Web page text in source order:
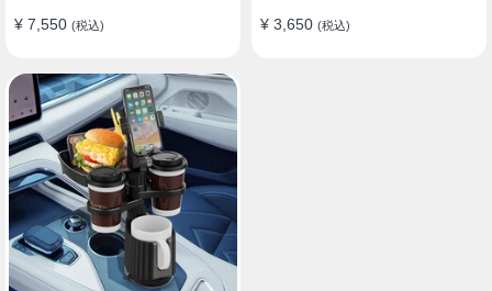
¥ 7,550 (税込) ¥ 3,650 (税込)